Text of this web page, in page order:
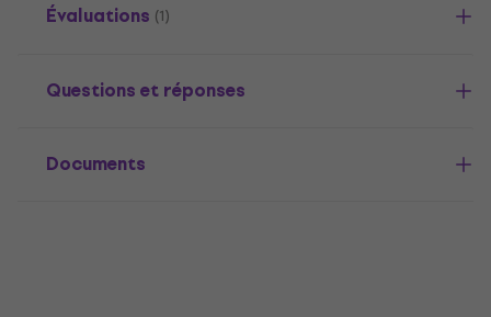
Évaluations (1)
Questions et réponses
Documents